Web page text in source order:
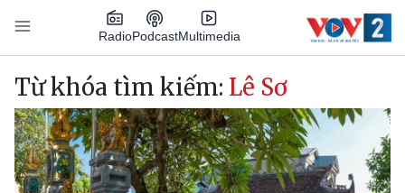
Nhảy đến nội dung
RadioPodcastMultimedia
Main navigation
Từ khóa tìm kiếm: Lê Sơ